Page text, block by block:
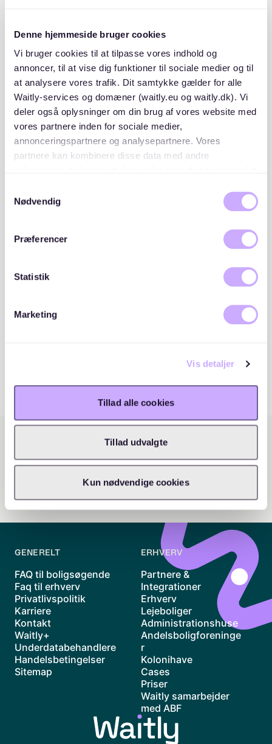
Denne hjemmeside bruger cookies
Vi bruger cookies til at tilpasse vores indhold og
annoncer, til at vise dig funktioner til sociale medier og til
at analysere vores trafik. Dit samtykke gælder for alle
Waitly-services og domæner (waitly.eu og waitly.dk). Vi
deler også oplysninger om din brug af vores website med
vores partnere inden for sociale medier,
annonceringspartnere og analysepartnere. Vores
partnere kan kombinere disse data med andre
cookies, hvis du fortsætter med at anvende vores
Nødvendig
Præferencer
Statistik
Marketing
Vis detaljer
Tillad alle cookies
Tillad udvalgte
Kun nødvendige cookies
Beskrivelse
GENERELT
FAQ til boligsøgende
Faq til erhverv
Privatlivspolitik
Karriere
Kontakt
Waitly+
Underdatabehandlere
Handelsbetingelser
Sitemap
ERHVERV
Partnere &
Integrationer
Erhverv
Lejeboliger
Administrationshuse
Andelsboligforeninge
r
Kolonihave
Cases
Priser
Waitly samarbejder
med ABF